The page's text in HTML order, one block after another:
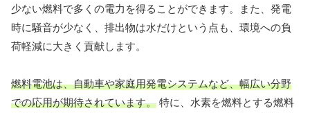
少ない燃料で多くの電力を得ることができます。また、発電
時に騒音が少なく、排出物は水だけという点も、環境への負
荷軽減に大きく貢献します。
燃料電池は、自動車や家庭用発電システムなど、幅広い分野
での応用が期待されています。 特に、水素を燃料とする燃料